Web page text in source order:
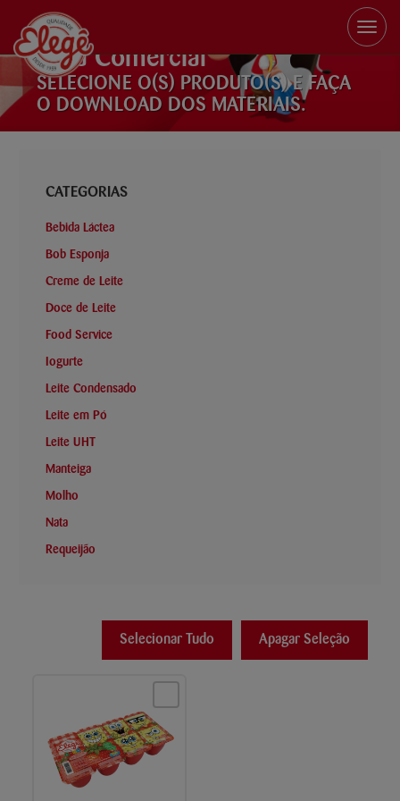
Toggle
Área Comercial
SELECIONE O(S) PRODUTO(S) E FAÇA
O DOWNLOAD DOS MATERIAIS.
CATEGORIAS
Bebida Láctea
Bob Esponja
Creme de Leite
Doce de Leite
Food Service
Iogurte
Leite Condensado
Leite em Pó
Leite UHT
Manteiga
Molho
Nata
Requeijão
Apagar Seleção
Selecionar Tudo